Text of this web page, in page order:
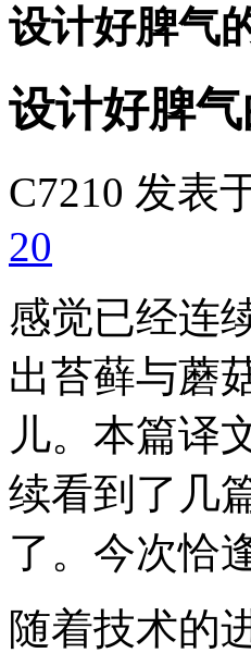
设计好脾气
设计好脾
C7210 发表
20
感觉已经连
出苔藓与蘑
儿。本篇译
续看到了几
了。今次恰
随着技术的